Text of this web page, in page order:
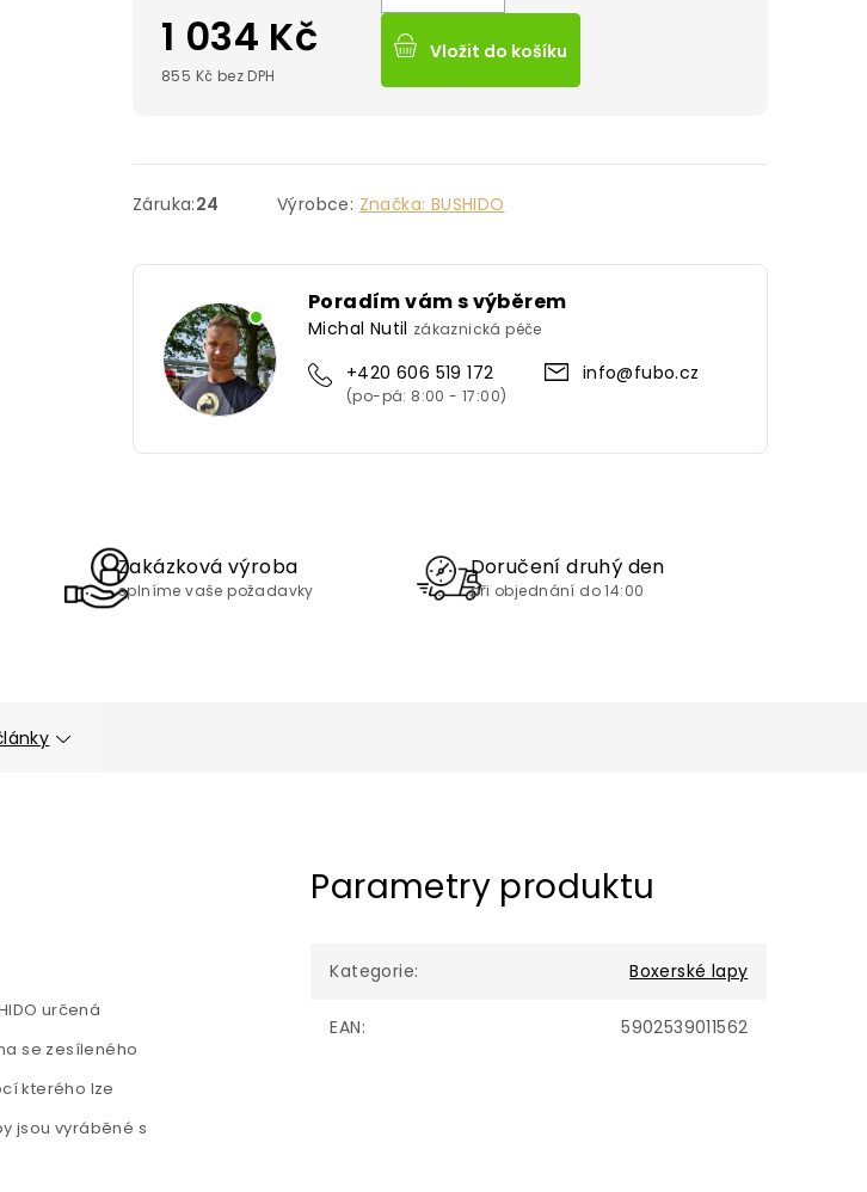
1 034 Kč
855 Kč bez DPH
Vložit do košíku
Záruka:24 Výrobce: Značka: BUSHIDO
Poradím vám s výběrem
Michal Nutil zákaznická péče
+420 606 519 172 info@fubo.cz
Zakázková výroba
splníme vaše požadavky
Doručení druhý den
při objednání do 14:00
určená
se zesíleného
kterého lze
jsou vyráběné s
Parametry produktu
Kategorie: Boxerské lapy
EAN: 5902539011562